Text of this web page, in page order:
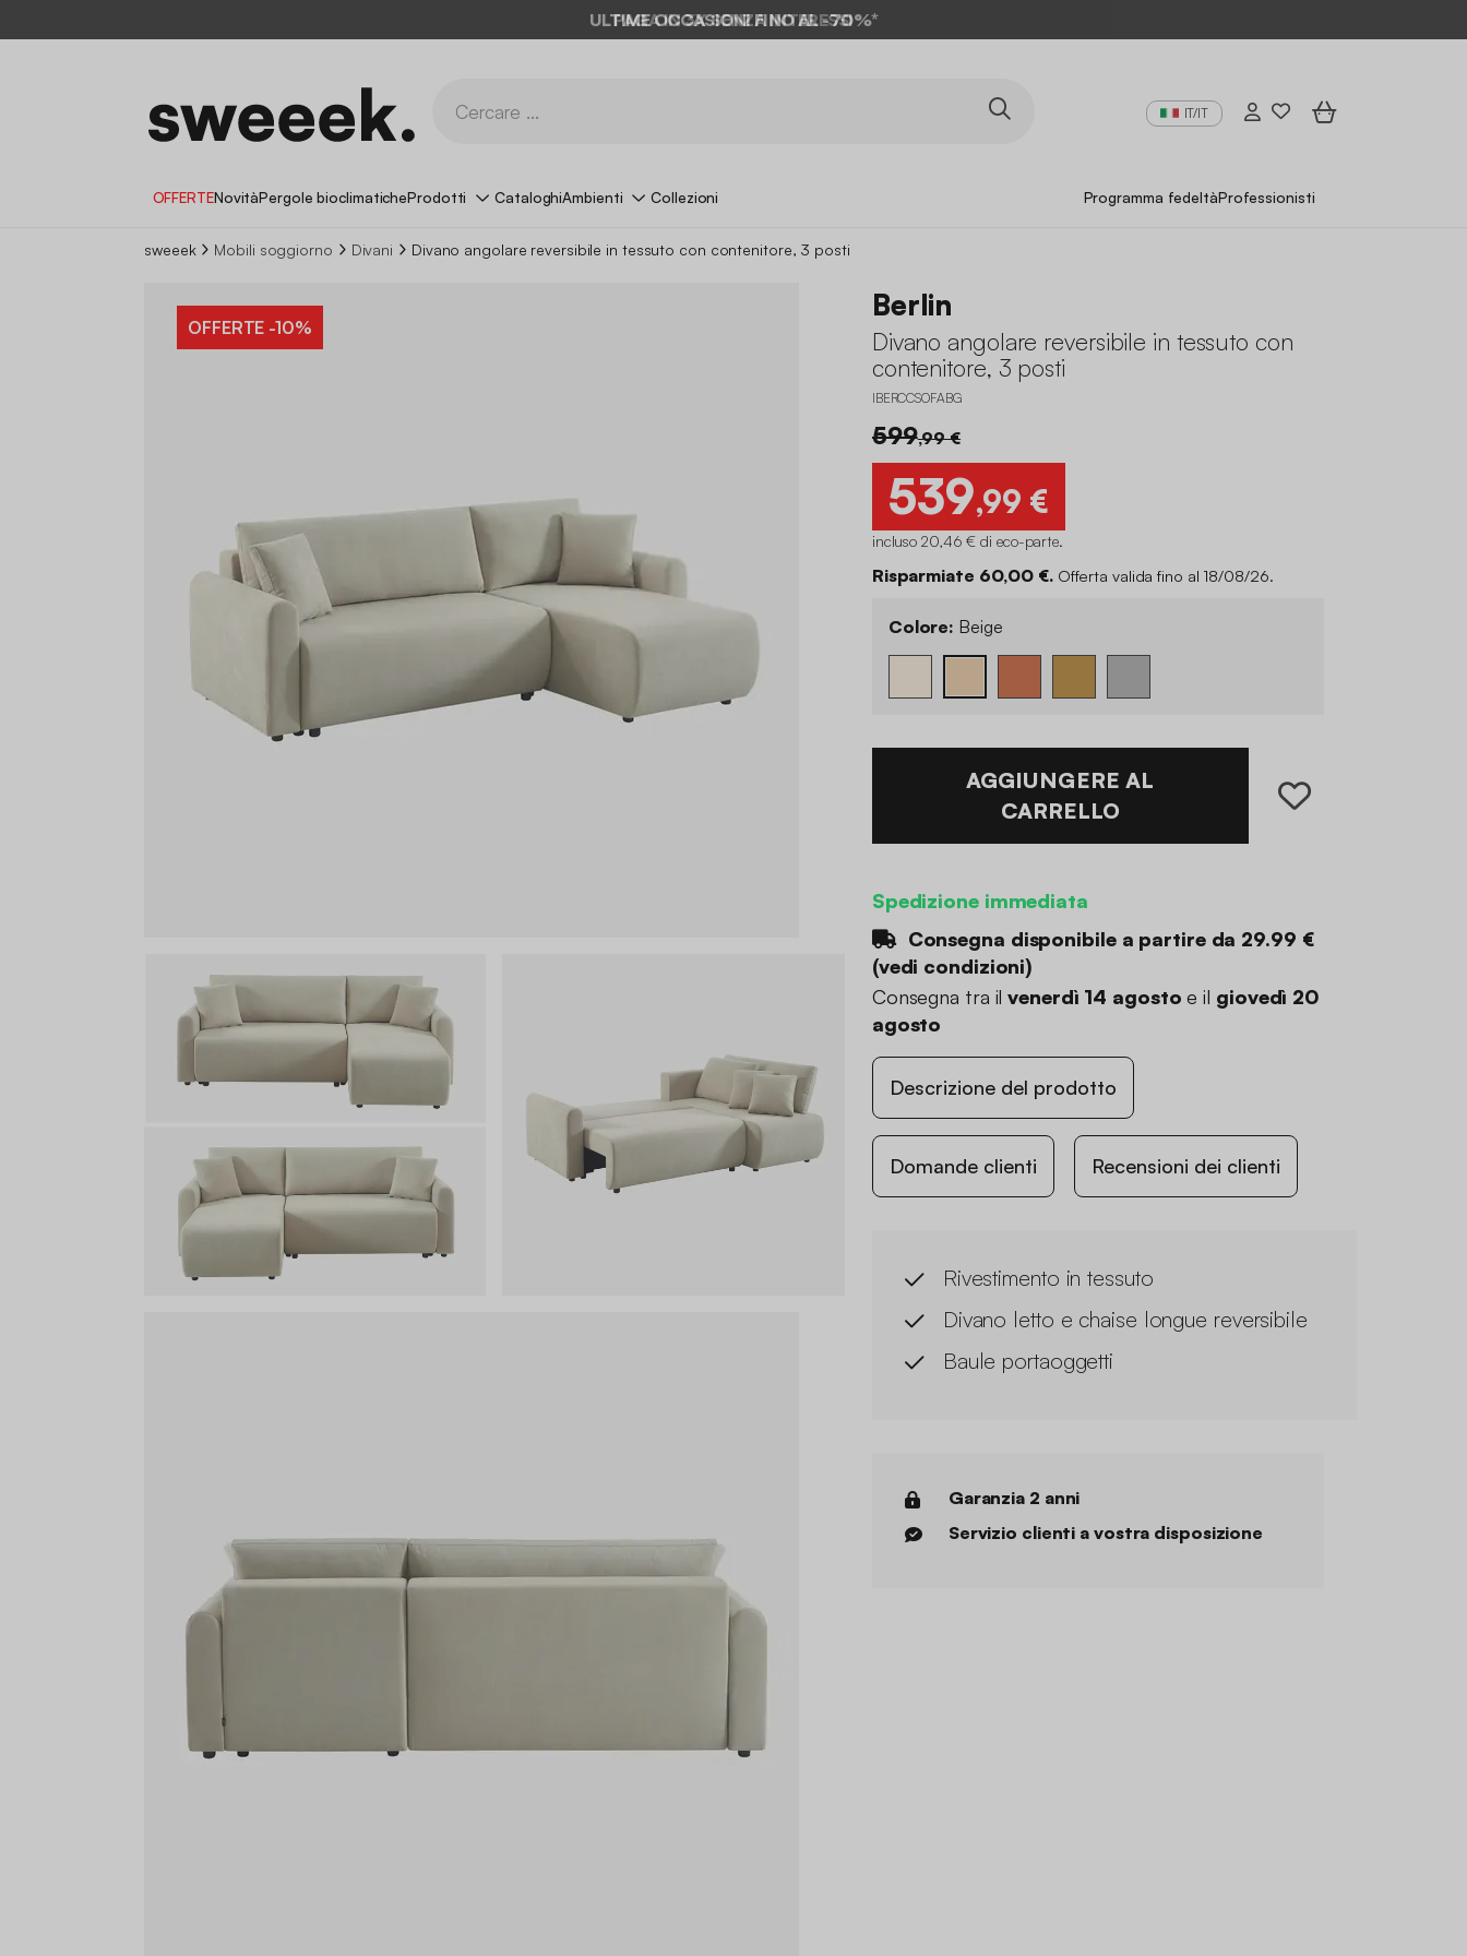
ULTIME OCCASIONI FINO AL -70%*
IT/IT
OFFERTENovitàPergole bioclimaticheProdotti CataloghiAmbienti Collezioni Programma fedeltàProfessionisti
sweeek Mobili soggiorno Divani Divano angolare reversibile in tessuto con contenitore, 3 posti
OFFERTE -10%
Berlin
Divano angolare reversibile in tessuto con
contenitore, 3 posti
IBERCCSOFABG
599,99 €
539,99 €
incluso 20,46 € di eco-parte.
Risparmiate 60,00 €. Offerta valida fino al 18/08/26.
Colore: Beige
AGGIUNGERE AL
CARRELLO
Spedizione immediata
Consegna disponibile a partire da 29.99 €
(vedi condizioni)
Consegna tra ilvenerdì 14 agosto e il giovedì 20
agosto
Descrizione del prodotto
Domande clienti Recensioni dei clienti
Rivestimento in tessuto
Divano letto e chaise longue reversibile
Baule portaoggetti
Garanzia 2 anni
Servizio clienti a vostra disposizione